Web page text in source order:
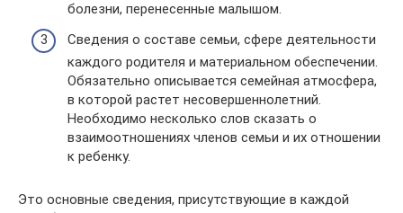
болезни, перенесенные малышом.
Сведения о составе семьи, сфере деятельности
каждого родителя и материальном обеспечении.
Обязательно описывается семейная атмосфера,
в которой растет несовершеннолетний.
Необходимо несколько слов сказать о
взаимоотношениях членов семьи и их отношении
к ребенку.
Это основные сведения, присутствующие в каждой